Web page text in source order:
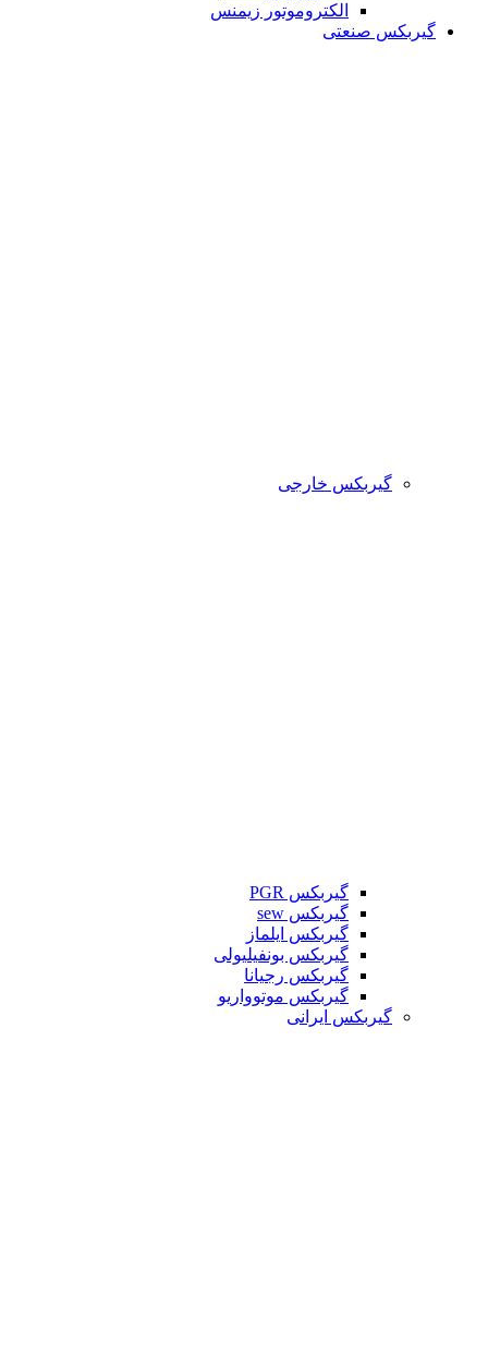
الکتروموتور زیمنس
گیربکس صنعتی
گیربکس خارجی
گیربکس PGR
گیربکس sew
گیربکس ایلماز
گیربکس بونفیلیولی
گیربکس رجیانا
گیربکس موتوواریو
گیربکس ایرانی